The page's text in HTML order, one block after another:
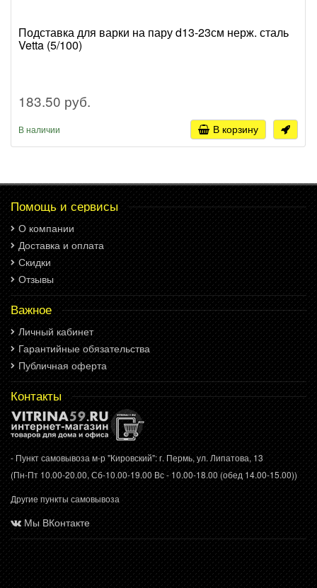
Подставка для варки на пару d13-23см нерж. сталь
Vetta (5/100)
183.50 руб.
В наличии В корзину
Помощь и сервисы
О компании
Доставка и оплата
Скидки
Отзывы
Важное
Личный кабинет
Гарантийные обязательства
Публичная оферта
Контакты
- Пункт самовывоза м-р "Кировский": г. Пермь, ул. Липатова, 13
(Пн-Пт 10.00-20.00, Сб-10.00-19.00 Вс - 10.00-18.00 (обед 14.00-15.00))
Другие пункты самовывоза
Мы ВКонтакте